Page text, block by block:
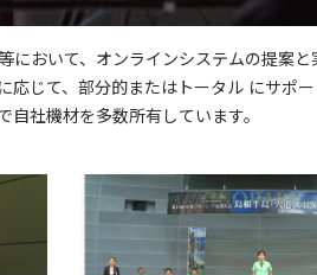
において、オンラインシステムの提案
応じて、部分的またはトータル にサポ
社機材を多数所有しています。